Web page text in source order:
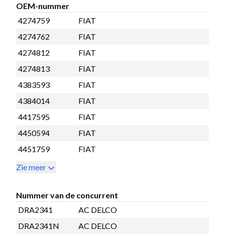
OEM-nummer
4274759
FIAT
4274762
FIAT
4274812
FIAT
4274813
FIAT
4383593
FIAT
4384014
FIAT
4417595
FIAT
4450594
FIAT
4451759
FIAT
Zie meer
Nummer van de concurrent
DRA2341
AC DELCO
DRA2341N
AC DELCO